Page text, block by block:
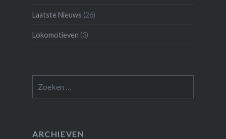
Laatste Nieuws (26)
Lokomotieven (3)
naar:
ARCHIEVEN